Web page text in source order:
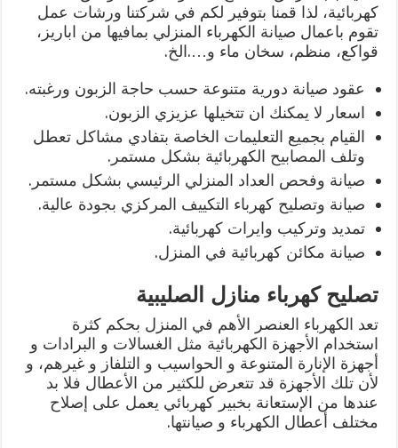
كهربائية، لذا قمنا بتوفير لكم في شركتنا ورشات عمل
تقوم باعمال صيانة الكهرباء المنزلي بمافيها من اباريز،
قواكع، منظم، سخان ماء و….الخ.
عقود صيانة دورية متنوعة حسب حاجة الزبون ورغبته.
اسعار لا يمكنك ان تتخيلها عزيزي الزبون.
القيام بجميع التعليمات الخاصة بتفادي مشاكل تعطل
وتلف المصابيح الكهربائية بشكل مستمر.
صيانة وفحص العداد المنزلي الرئيسي بشكل مستمر.
صيانة وتصليح كهرباء التكييف المركزي بجودة عالية.
تمديد وتركيب وايرات كهربائية.
صيانة مكائن كهربائية في المنزل.
تصليح كهرباء منازل الصليبية
تعد الكهرباء العنصر الأهم في المنزل بحكم كثرة
استخدام الأجهزة الكهربائية مثل الغسالات و البرادات و
أجهزة الإنارة المتنوعة و الحواسيب و التلفاز و غيرهم، و
لأن تلك الأجهزة قد تتعرض للكثير من الأعطال فلا بد
عندها من الإستعانة بخبير كهربائي يعمل على إصلاح
مختلف أعطال الكهرباء و صيانتها.